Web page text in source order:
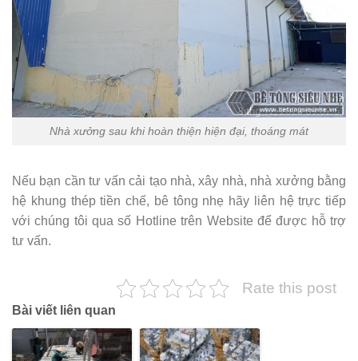
Nhà xưởng sau khi hoàn thiện hiện đại, thoáng mát
Nếu bạn cần tư vấn cải tạo nhà, xây nhà, nhà xưởng bằng
hệ khung thép tiền chế, bê tông nhẹ hãy liên hệ trực tiếp
với chúng tôi qua số Hotline trên Website để được hỗ trợ
tư vấn.
Rate this post
Bài viết liên quan